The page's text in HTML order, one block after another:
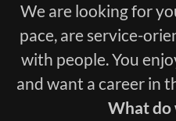
We are looking for
pace, are service-
with people. You
and want a career in
What do